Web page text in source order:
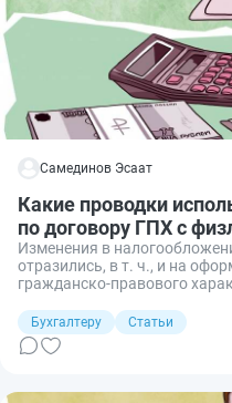
Самединов Эсаат
Какие проводки
по договору ГПХ с
Изменения в
отразились, в т. ч., и на
гражданско-правового
потребовали внесения
Рассмотрим, на каком счете
договорам ГПХ с физлицами,
ЕНС.
Бухгалтеру
Статьи